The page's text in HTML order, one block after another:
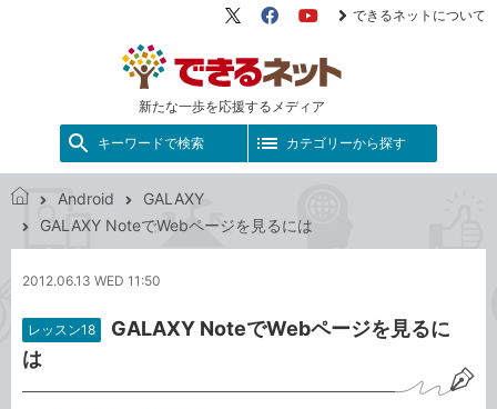
新たな一歩を応援するメディア
X（旧
FacebookYouTube
できるネットについて
キーワードで検索 カテゴリーから探す
で
ネ
ト
Android
GALAXY
GALAXY NoteでWebページを見るには
2012.06.13 WED 11:50
レッスン18
GALAXY NoteでWebページを見るに
は